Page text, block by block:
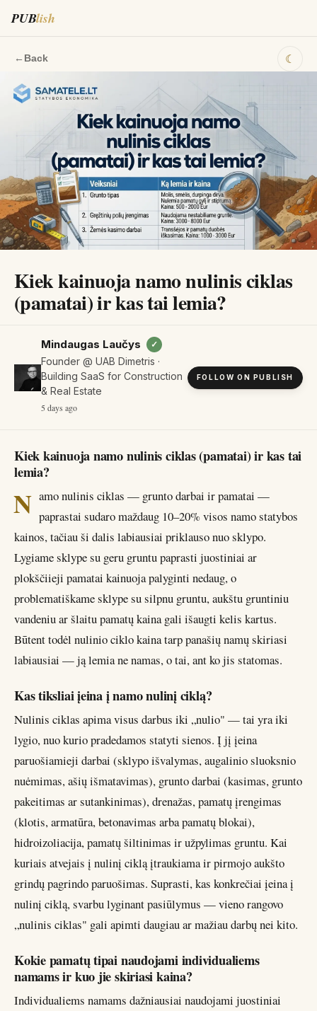
PUBlish
← Back ☾
Kiek kainuoja namo nulinis ciklas
(pamatai) ir kas tai lemia?
Mindaugas Laučys ✓
Founder @ UAB Dimetris ·
Building SaaS for Construction
& Real Estate
5 days ago
FOLLOW ON PUBLISH
Kiek kainuoja namo nulinis ciklas (pamatai) ir kas tai
lemia?
N amo nulinis ciklas — grunto darbai ir pamatai —
paprastai sudaro maždaug 10–20% visos namo statybos
kainos, tačiau ši dalis labiausiai priklauso nuo sklypo.
Lygiame sklype su geru gruntu paprasti juostiniai ar
plokščiieji pamatai kainuoja palyginti nedaug, o
problematiškame sklype su silpnu gruntu, aukštu gruntiniu
vandeniu ar šlaitu pamatų kaina gali išaugti kelis kartus.
Būtent todėl nulinio ciklo kaina tarp panašių namų skiriasi
labiausiai — ją lemia ne namas, o tai, ant ko jis statomas.
Kas tiksliai įeina į namo nulinį ciklą?
Nulinis ciklas apima visus darbus iki „nulio" — tai yra iki
lygio, nuo kurio pradedamos statyti sienos. Į jį įeina
paruošiamieji darbai (sklypo išvalymas, augalinio sluoksnio
nuėmimas, ašių išmatavimas), grunto darbai (kasimas, grunto
pakeitimas ar sutankinimas), drenažas, pamatų įrengimas
(klotis, armatūra, betonavimas arba pamatų blokai),
hidroizoliacija, pamatų šiltinimas ir užpylimas gruntu. Kai
kuriais atvejais į nulinį ciklą įtraukiama ir pirmojo aukšto
grindų pagrindo paruošimas. Suprasti, kas konkrečiai įeina į
nulinį ciklą, svarbu lyginant pasiūlymus — vieno rangovo
„nulinis ciklas" gali apimti daugiau ar mažiau darbų nei kito.
Kokie pamatų tipai naudojami individualiems
namams ir kuo jie skiriasi kaina?
Individualiems namams dažniausiai naudojami juostiniai